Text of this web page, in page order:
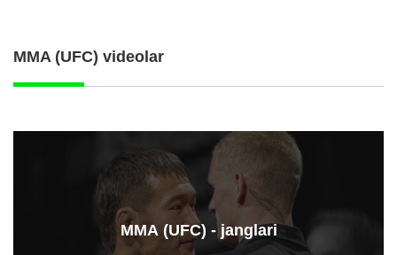
MMA (UFC) videolar
ММА (UFC) - janglari